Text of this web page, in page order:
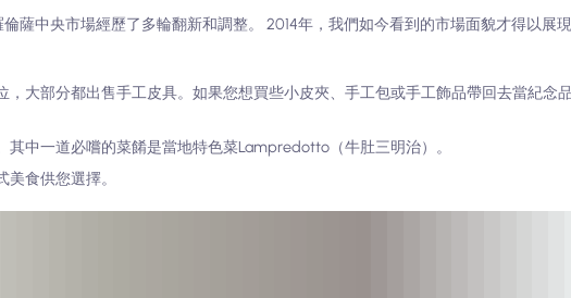
薩中央市場經歷了多輪翻新和調整。 2014年，我們如今看到的市場面貌才得以展
，大部分都出售手工皮具。如果您想買些小皮夾、手工包或手工飾品帶回去當紀念
其中一道必嚐的菜餚是當地特色菜Lampredotto（牛肚三明治）。
食供您選擇。